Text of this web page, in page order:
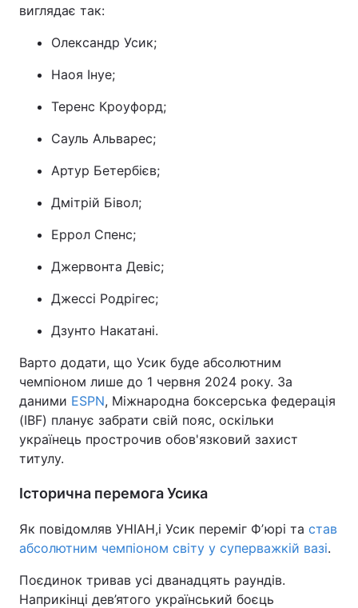
Тема оформлення
виглядає так:
Олександр Усик;
Наоя Інуе;
Теренс Кроуфорд;
Сауль Альварес;
Артур Бетербієв;
Дмітрій Бівол;
Еррол Спенс;
Джервонта Девіс;
Джессі Родрігес;
Дзунто Накатані.
Варто додати, що Усик буде абсолютним
чемпіоном лише до 1 червня 2024 року. За
даними ESPN, Міжнародна боксерська федерація
(IBF) планує забрати свій пояс, оскільки
українець прострочив обов'язковий захист
титулу.
Історична перемога Усика
Як повідомляв УНІАН,і Усик переміг Фʼюрі та став
абсолютним чемпіоном світу у суперважкій вазі.
Поєдинок тривав усі дванадцять раундів.
Наприкінці дев’ятого український боєць